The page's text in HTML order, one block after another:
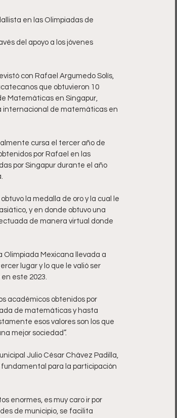
con Rafael Argumedo Solís,
que obtuvieron 10
Matemáticas en Singapur,
internacional de matemáticas en
cursa el tercer año de
por Rafael en las
por Singapur durante el año
la medalla de oro y la cual le
y en donde obtuvo una
de manera virtual donde
Olimpiada Mexicana llevada a
lugar y lo que le valió ser
este 2023.
académicos obtenidos por
de matemáticas y hasta
esos valores son los que
mejor sociedad”.
Julio César Chávez Padilla,
fundamental para la participación
enormes, es muy caro ir por
de municipio, se facilita